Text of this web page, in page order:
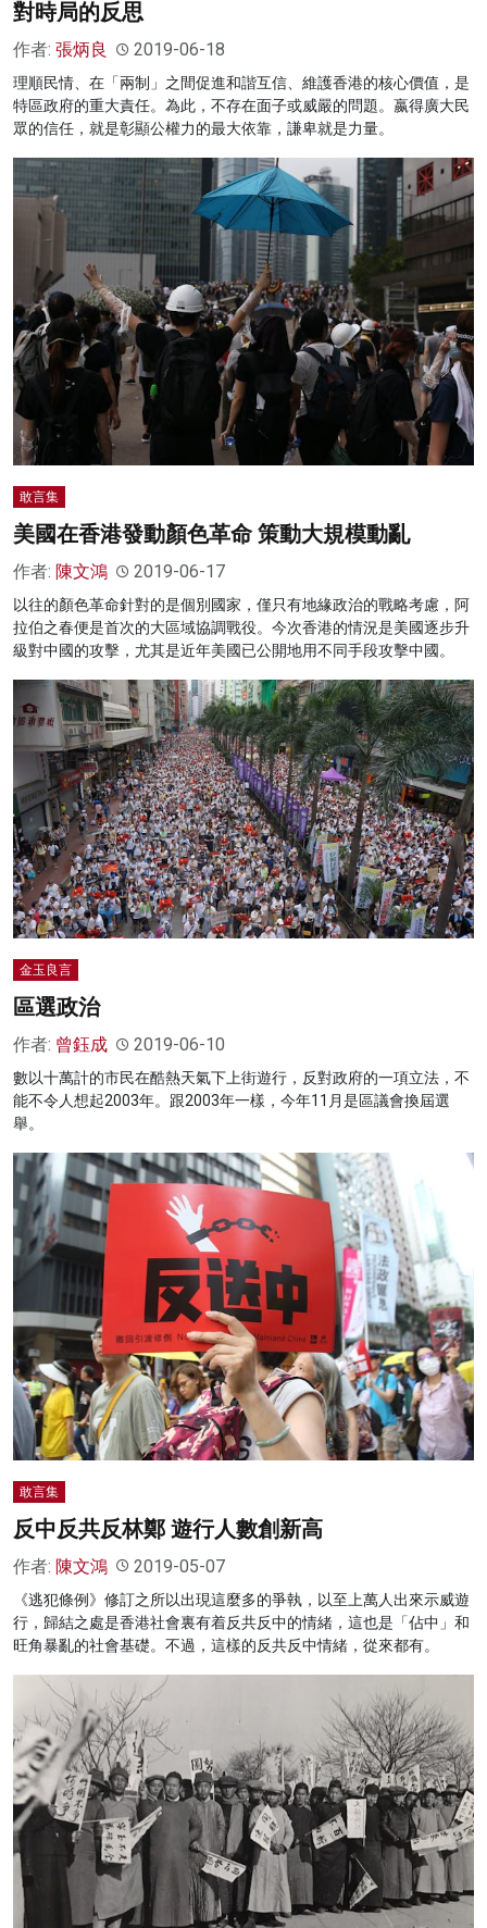
對時局的反思
作者: 張炳良 2019-06-18
理順民情、在「兩制」之間促進和諧互信、維護香港的核心價值，是
特區政府的重大責任。為此，不存在面子或威嚴的問題。嬴得廣大民
眾的信任，就是彰顯公權力的最大依靠，謙卑就是力量。
敢言集
美國在香港發動顏色革命 策動大規模動亂
作者: 陳文鴻 2019-06-17
以往的顏色革命針對的是個別國家，僅只有地緣政治的戰略考慮，阿
拉伯之春便是首次的大區域協調戰役。今次香港的情況是美國逐步升
級對中國的攻擊，尤其是近年美國已公開地用不同手段攻擊中國。
金玉良言
區選政治
作者: 曾鈺成 2019-06-10
數以十萬計的市民在酷熱天氣下上街遊行，反對政府的一項立法，不
能不令人想起2003年。跟2003年一樣，今年11月是區議會換屆選
舉。
敢言集
反中反共反林鄭 遊行人數創新高
作者: 陳文鴻 2019-05-07
《逃犯條例》修訂之所以出現這麼多的爭執，以至上萬人出來示威遊
行，歸結之處是香港社會裏有着反共反中的情緒，這也是「佔中」和
旺角暴亂的社會基礎。不過，這樣的反共反中情緒，從來都有。